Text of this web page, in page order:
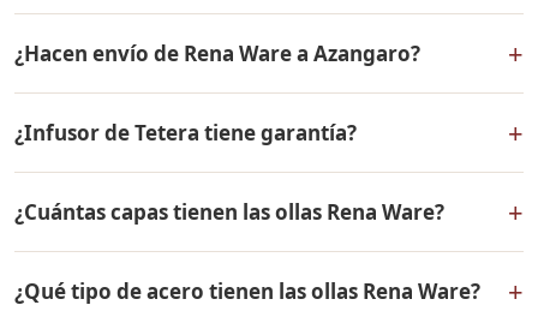
Perú. Contáctame por WhatsApp para conocer el precio
actual, promociones disponibles y facilidades de pago
en cuotas desde el 10% de inicial.
¿Hacen envío de Rena Ware a Azangaro? +
Azangaro, Puno y a todo el Perú. El pago es contra
entrega.
¿Infusor de Tetera tiene garantía? +
defectos de fabricación. Todos los productos Rena
Ware están fabricados en acero inoxidable quirúrgico
18/10 de la más alta calidad.
¿Cuántas capas tienen las ollas Rena Ware? +
dos capas externas de acero inoxidable quirúrgico
¿Qué tipo de acero tienen las ollas Rena Ware? +